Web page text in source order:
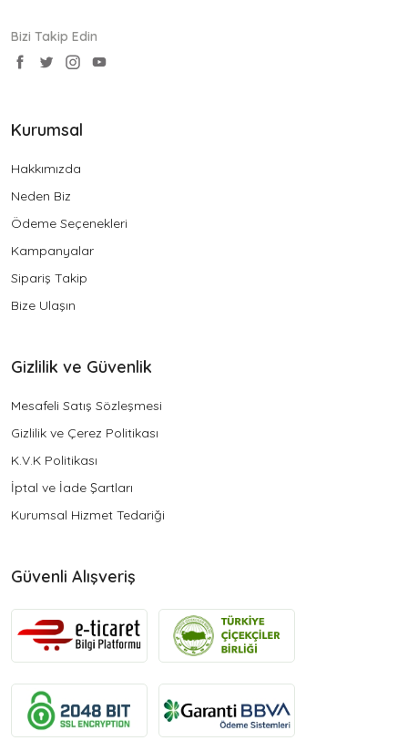
Bizi Takip Edin
Kurumsal
Hakkımızda
Neden Biz
Ödeme Seçenekleri
Kampanyalar
Sipariş Takip
Bize Ulaşın
Gizlilik ve Güvenlik
Mesafeli Satış Sözleşmesi
Gizlilik ve Çerez Politikası
K.V.K Politikası
İptal ve İade Şartları
Kurumsal Hizmet Tedariği
Güvenli Alışveriş